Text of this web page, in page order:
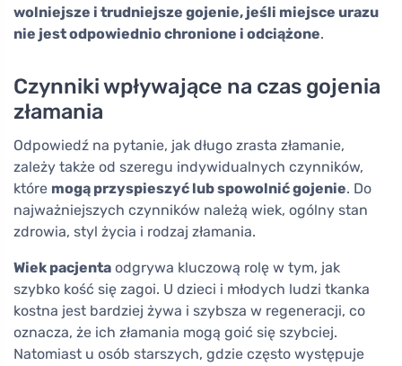
wolniejsze i trudniejsze gojenie, jeśli miejsce urazu
nie jest odpowiednio chronione i odciążone.
Czynniki wpływające na czas gojenia
złamania
Odpowiedź na pytanie, jak długo zrasta złamanie,
zależy także od szeregu indywidualnych czynników,
które mogą przyspieszyć lub spowolnić gojenie. Do
najważniejszych czynników należą wiek, ogólny stan
zdrowia, styl życia i rodzaj złamania.
Wiek pacjenta odgrywa kluczową rolę w tym, jak
szybko kość się zagoi. U dzieci i młodych ludzi tkanka
kostna jest bardziej żywa i szybsza w regeneracji, co
oznacza, że ich złamania mogą goić się szybciej.
Natomiast u osób starszych, gdzie często występuje